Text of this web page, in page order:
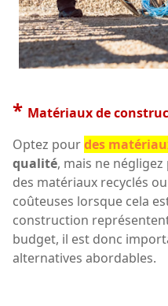
* Matériaux de
Optez pourdes
qualité, mais ne
des matériaux recyclés
coûteuses lorsque cela
construction
budget, il est donc
alternatives abordables.